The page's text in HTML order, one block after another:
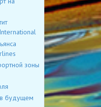
зоны
будущем